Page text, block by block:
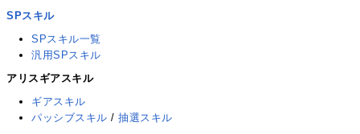
SPスキル
SPスキル一覧
汎用SPスキル
アリスギアスキル
ギアスキル
パッシブスキル /抽選スキル